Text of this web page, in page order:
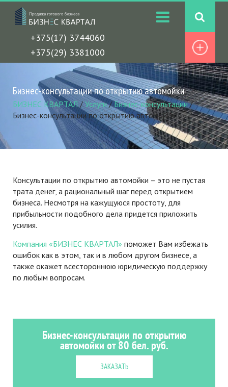
+375(17) 3744060
+375(29) 3381000
Бизнес-консультации по открытию автомойки
БИЗНЕС КВАРТАЛ/Услуги/Бизнес-консультации/
Бизнес-консультации по открытию автомойки
Консультации по открытию автомойки – это не пустая
трата денег, а рациональный шаг перед открытием
бизнеса. Несмотря на кажущуюся простоту, для
прибыльности подобного дела придется приложить
усилия.
Компания «БИЗНЕС КВАРТАЛ» поможет Вам избежать
ошибок как в этом, так и в любом другом бизнесе, а
также окажет всестороннюю юридическую поддержку
по любым вопросам.
Бизнес-консультации по открытию
автомойки от 80 бел. руб.
ЗАКАЗАТЬ